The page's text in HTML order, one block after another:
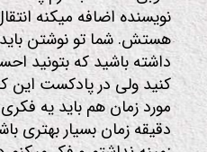
نویسنده اضافه میکنه
هستش. شما تو نوشتن
داشته باشید که بتونید
کنید ولی در پادکست این
دقیقه زمان بسیار بهتری